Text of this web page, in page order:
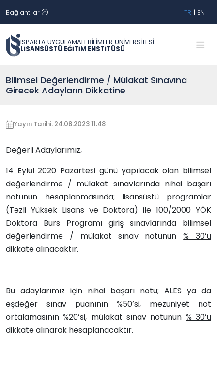
Bağlantılar TR | EN
ISPARTA UYGULAMALI BİLİMLER ÜNİVERSİTESİ
LİSANSÜSTÜ EĞİTİM ENSTİTÜSÜ
Bilimsel Değerlendirme / Mülakat Sınavına
Girecek Adayların Dikkatine
Yayın Tarihi: 24.08.2023 11:48
Değerli Adaylarımız,
14 Eylül 2020 Pazartesi günü yapılacak olan bilimsel
değerlendirme / mülakat sınavlarında nihai başarı
notunun hesaplanmasında; lisansüstü programlar
(Tezli Yüksek Lisans ve Doktora) ile 100/2000 YÖK
Doktora Burs Programı giriş sınavlarında bilimsel
değerlendirme / mülakat sınav notunun% 30’u
dikkate alınacaktır.
Bu adaylarımız için nihai başarı notu; ALES ya da
eşdeğer sınav puanının %50’si, mezuniyet not
ortalamasının %20’si, mülakat sınav notunun % 30’u
dikkate alınarak hesaplanacaktır.